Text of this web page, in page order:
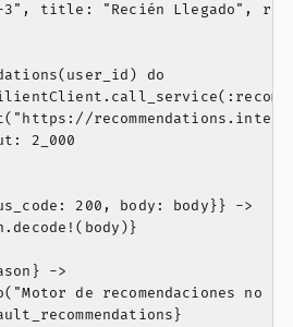
title: "Recién Llegado",
do
2_000
200, body: body}} ->
->
de recomendaciones no